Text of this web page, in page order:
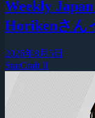
Weekly
Horikenさん
2026年8月5日
StarCraft II